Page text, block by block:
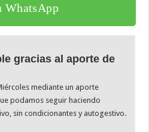
WhatsApp
gracias al aporte de
mediante un aporte
podamos seguir haciendo
sin condicionantes y autogestivo.